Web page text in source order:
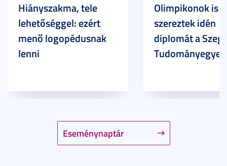
Eseménynaptár
Hiányszakma, tele
lehetőséggel: ezért
menő logopédusnak
lenni
Olimpikonok is
szereztek idén
diplomát a